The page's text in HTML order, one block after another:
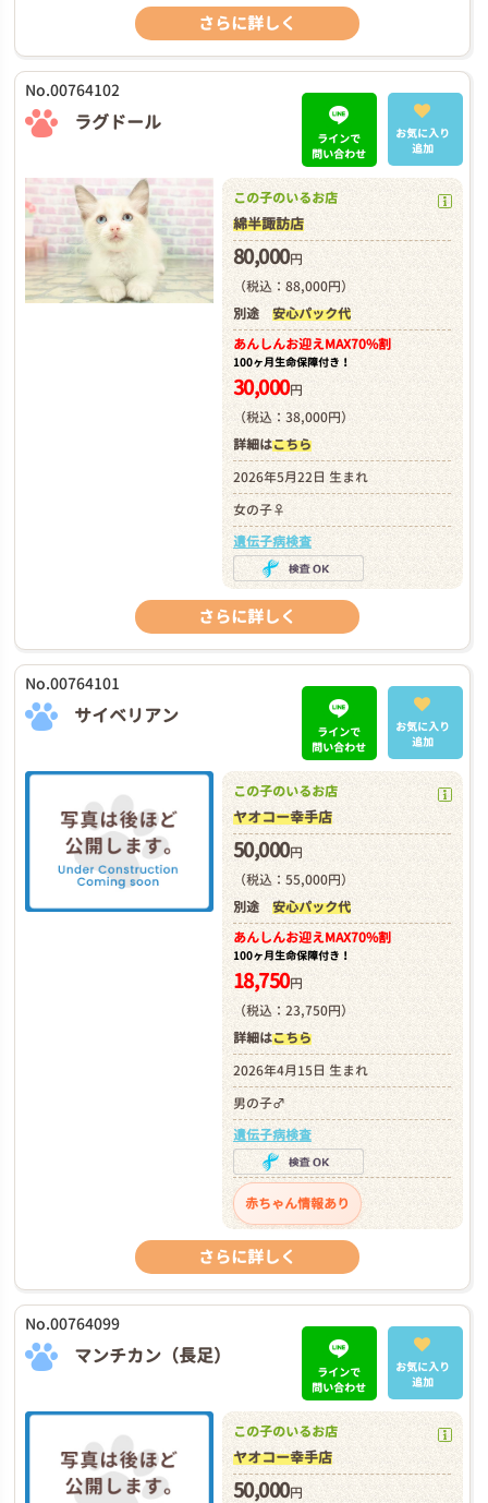
さらに詳しく
No.00764102
ラグドール
ラインで
問い合わせ
お気に入り
追加
この子のいるお店
綿半諏訪店
80,000円
（税込：88,000円）
別途 安心パック代
あんしんお迎えMAX70%割
100ヶ月生命保障付き！
30,000円
（税込：38,000円）
詳細はこちら
2026年5月22日 生まれ
女の子♀
遺伝子病検査
さらに詳しく
No.00764101
サイベリアン
ラインで
問い合わせ
お気に入り
追加
この子のいるお店
ヤオコー幸手店
50,000円
（税込：55,000円）
別途 安心パック代
あんしんお迎えMAX70%割
100ヶ月生命保障付き！
18,750円
（税込：23,750円）
詳細はこちら
2026年4月15日 生まれ
男の子♂
遺伝子病検査
赤ちゃん情報あり
さらに詳しく
No.00764099
マンチカン（長足）
ラインで
問い合わせ
お気に入り
追加
この子のいるお店
ヤオコー幸手店
50,000円